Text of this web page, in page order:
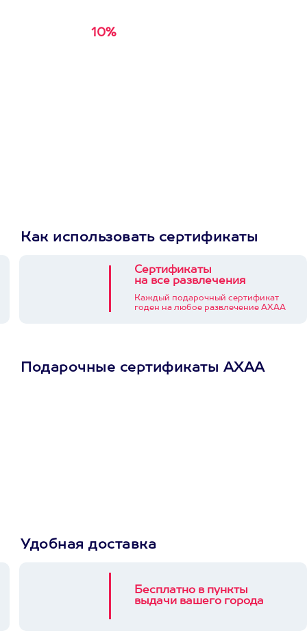
10%
Как использовать сертификаты
Сертификаты
на все развлечения
Каждый подарочный сертификат
годен на любое развлечение АХАА
Подарочные сертификаты АХАА
Удобная доставка
Бесплатно в пункты
выдачи вашего города